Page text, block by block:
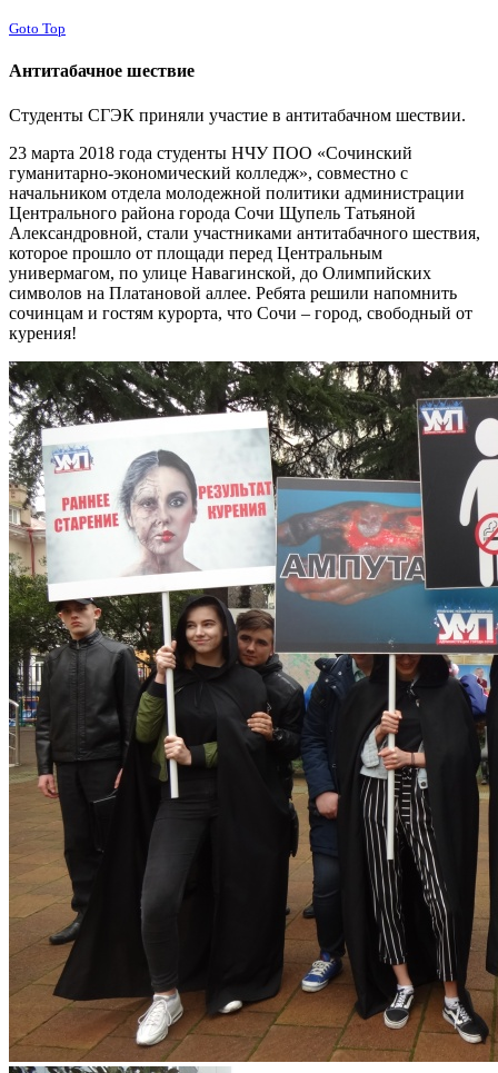
Goto Top
Антитабачное шествие
Студенты СГЭК приняли участие в антитабачном шествии.
23 марта 2018 года студенты НЧУ ПОО «Сочинский
гуманитарно-экономический колледж», совместно с
начальником отдела молодежной политики администрации
Центрального района города Сочи Щупель Татьяной
Александровной, стали участниками антитабачного шествия,
которое прошло от площади перед Центральным
универмагом, по улице Навагинской, до Олимпийских
символов на Платановой аллее. Ребята решили напомнить
сочинцам и гостям курорта, что Сочи – город, свободный от
курения!